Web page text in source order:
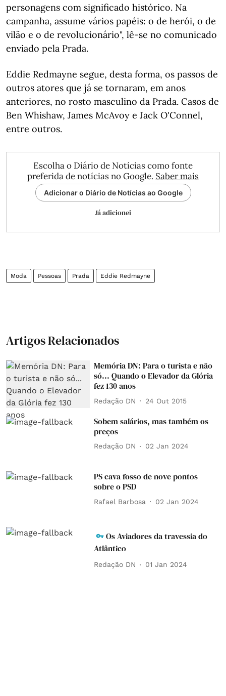
personagens com significado histórico. Na
campanha, assume vários papéis: o de herói, o de
vilão e o de revolucionário", lê-se no comunicado
enviado pela Prada.
Eddie Redmayne segue, desta forma, os passos de
outros atores que já se tornaram, em anos
anteriores, no rosto masculino da Prada. Casos de
Ben Whishaw, James McAvoy e Jack O'Connel,
entre outros.
Escolha o Diário de Notícias como fonte
preferida de notícias no Google. Saber mais
Adicionar o Diário de Notícias ao Google
Já adicionei
Moda Pessoas Prada Eddie Redmayne
Artigos Relacionados
Memória DN: Para o turista e não
só... Quando o Elevador da Glória
fez 130 anos
Redação DN 24 Out 2015
Sobem salários, mas também os
preços
Redação DN 02 Jan 2024
PS cava fosso de nove pontos
sobre o PSD
Rafael Barbosa 02 Jan 2024
Os Aviadores da travessia do
Atlântico
Redação DN 01 Jan 2024